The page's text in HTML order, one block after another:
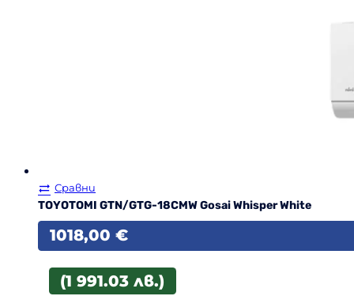
Сравни
TOYOTOMI GTN/GTG-18CMW Gosai Whisper White
1018,00 €
(1 991.03 лв.)